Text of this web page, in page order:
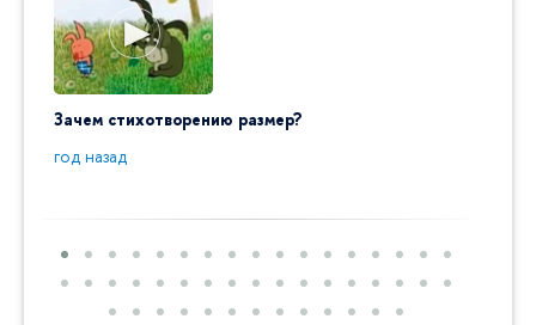
Зачем стихотворению размер?
год назад